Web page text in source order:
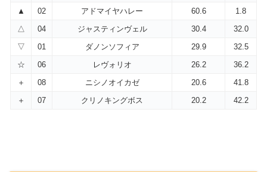
▲
02 アドマイヤハレー 60.6
1.8
△
04 ジャスティンヴェル 30.4
32.0
▽
01 ダノンソフィア 29.9
32.5
☆
06 レヴォリオ 26.2
36.2
＋
08 ニシノオイカゼ 20.6
41.8
＋
07 クリノキングボス 20.2 42.2